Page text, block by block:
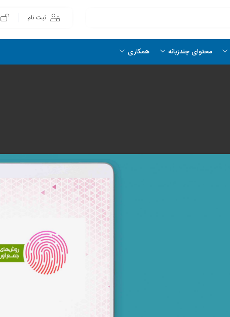
ثبت نام
محتوای چندزبانه همکاری